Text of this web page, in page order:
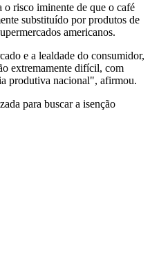
o risco iminente de que o café
substituído por produtos de
americanos.
e a lealdade do consumidor,
extremamente difícil, com
produtiva nacional", afirmou.
para buscar a isenção